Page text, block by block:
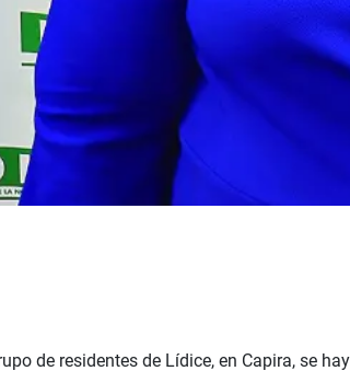
de residentes de Lídice, en Capira, se